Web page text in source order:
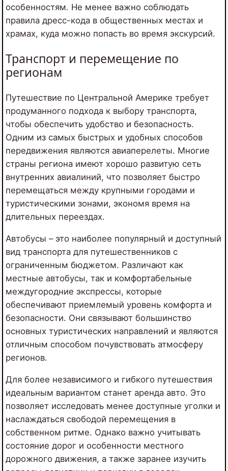
особенностям. Не менее важно соблюдать
правила дресс-кода в общественных местах и
храмах, куда можно попасть во время экскурсий.
Транспорт и перемещение по
регионам
Путешествие по Центральной Америке требует
продуманного подхода к выбору транспорта,
чтобы обеспечить удобство и безопасность.
Одним из самых быстрых и удобных способов
передвижения являются авиаперелеты. Многие
страны региона имеют хорошо развитую сеть
внутренних авиалиний, что позволяет быстро
перемещаться между крупными городами и
туристическими зонами, экономя время на
длительных переездах.
Автобусы – это наиболее популярный и доступный
вид транспорта для путешественников с
ограниченным бюджетом. Различают как
местные автобусы, так и комфортабельные
междугородние экспрессы, которые
обеспечивают приемлемый уровень комфорта и
безопасности. Они связывают большинство
основных туристических направлений и являются
отличным способом почувствовать атмосферу
регионов.
Для более независимого и гибкого путешествия
идеальным вариантом станет аренда авто. Это
позволяет исследовать менее доступные уголки и
наслаждаться свободой перемещения в
собственном ритме. Однако важно учитывать
состояние дорог и особенности местного
дорожного движения, а также заранее изучить